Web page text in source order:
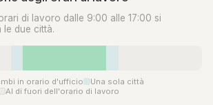
di lavoro dalle 9:00 alle 17:00 si
due città.
in orario d'ufficio
Una sola città
Al di fuori dell'orario di lavoro